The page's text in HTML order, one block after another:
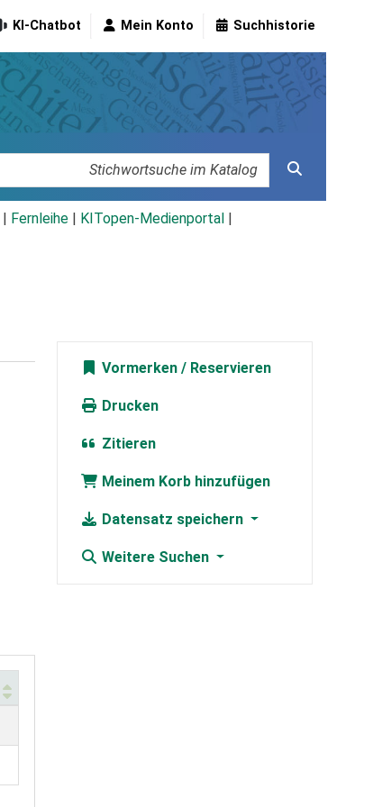
KI-Chatbot Mein Konto Suchhistorie
Fernleihe KITopen-Medienportal
Vormerken
Drucken
Zitieren
Meinem Korb hinzufügen
Datensatz speichern
Weitere Suchen